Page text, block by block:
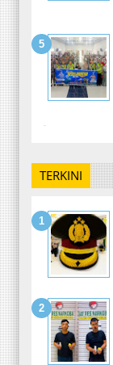
-
TERKINI